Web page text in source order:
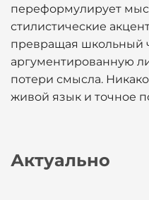
переформулирует
стилистические
превращая школьный
аргументированную
потери смысла.
живой язык и точное
Актуально